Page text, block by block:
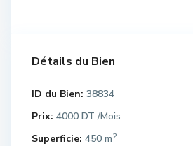
Détails du Bien
ID du Bien: 38834
Prix: 4000 DT /Mois
Superficie: 450 m2